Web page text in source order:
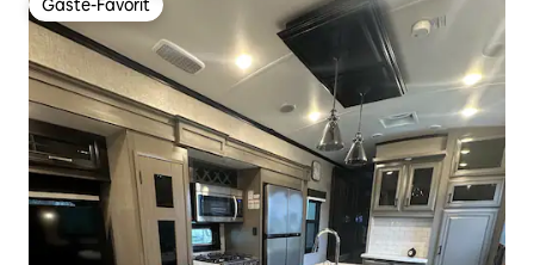
Gäste-Favorit
Gäste-Favorit